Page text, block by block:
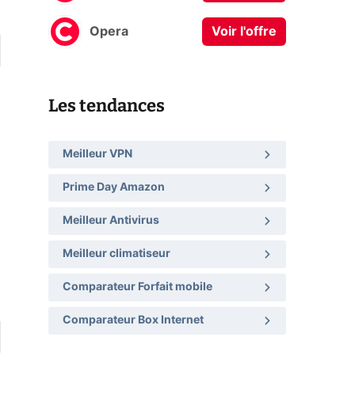
Opera Voir l'offre
Les tendances
Meilleur VPN
Prime Day Amazon
Meilleur Antivirus
Meilleur climatiseur
Comparateur Forfait mobile
Comparateur Box Internet